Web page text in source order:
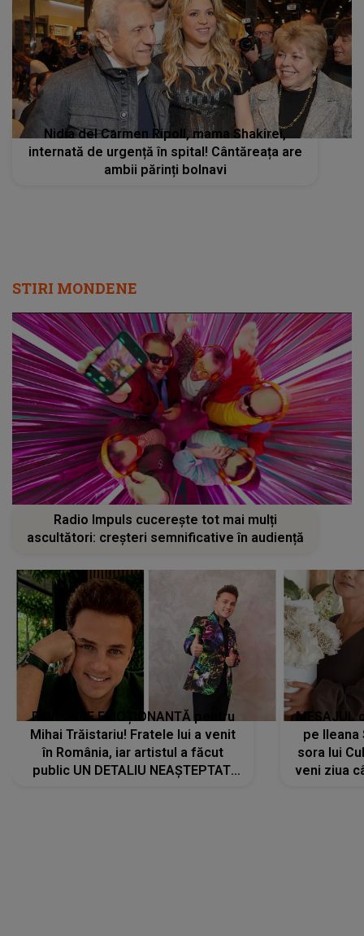
Nidia del Carmen Ripoll, mama Shakirei,
internată de urgență în spital! Cântăreața are
ambii părinți bolnavi
STIRI MONDENE
Radio Impuls cucerește tot mai mulți
ascultători: creșteri semnificative în audiență
REVEDERE EMOȚIONANTĂ pentru
Mihai Trăistariu! Fratele lui a venit
în România, iar artistul a făcut
public UN DETALIU NEAȘTEPTAT:
MESAJUL
pe Ileana
sora lui
veni ziua